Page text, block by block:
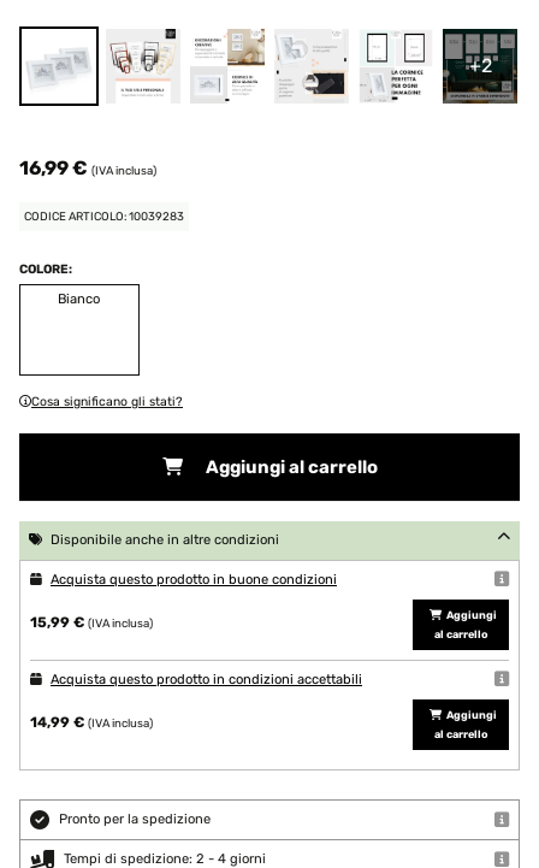
+2
16,99 € (IVA inclusa)
CODICE ARTICOLO: 10039283
COLORE:
Bianco
Cosa significano gli stati?
Aggiungi al carrello
Disponibile anche in altre condizioni
Acquista questo prodotto in buone condizioni
15,99 € (IVA inclusa)
Aggiungi
al carrello
Acquista questo prodotto in condizioni accettabili
14,99 € (IVA inclusa)
Aggiungi
al carrello
Pronto per la spedizione
Tempi di spedizione: 2 - 4 giorni